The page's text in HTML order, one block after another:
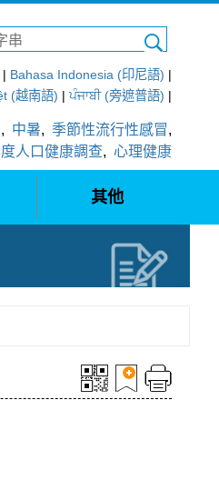
| Bahasa Indonesia (印尼語) |
(越南語) |ਪੰਜਾਬੀ (旁遮普語) |
, 中暑, 季節性流行性感冒,
人口健康調查, 心理健康
其他